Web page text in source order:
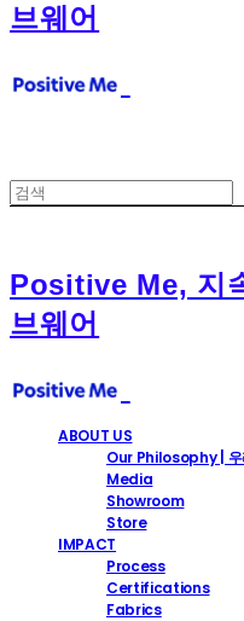
브웨어
Positive Me, 지
브웨어
ABOUT US
Our Philosophy | 우
Media
Showroom
Store
IMPACT
Process
Certifications
Fabrics